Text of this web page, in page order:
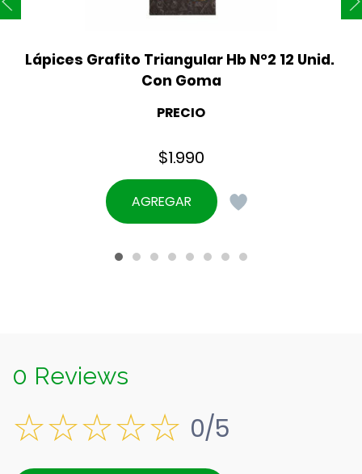
Lápices Grafito Triangular Hb N°2 12 Unid.
Con Goma
PRECIO
$1.990
AGREGAR
0 Reviews
0/5